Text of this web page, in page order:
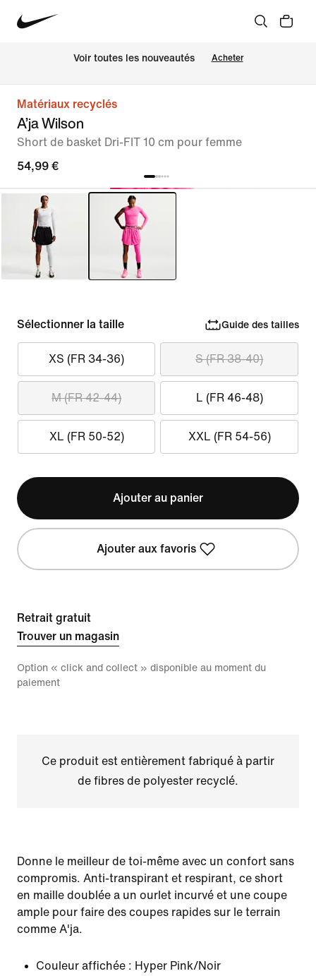
Voir toutes les nouveautés Acheter
Matériaux recyclés
A’ja Wilson
Short de basket Dri-FIT 10 cm pour femme
54,99 €
Sélectionner la taille Guide des tailles
XS (FR 34-36) S (FR 38-40)
M (FR 42-44) L (FR 46-48)
XL (FR 50-52) XXL (FR 54-56)
Ajouter au panier
Ajouter aux favoris
Retrait gratuit
Trouver un magasin
Option « click and collect » disponible au moment du
paiement
Ce produit est entièrement fabriqué à partir
de fibres de polyester recyclé.
Donne le meilleur de toi-même avec un confort sans
compromis. Anti-transpirant et respirant, ce short
en maille doublée a un ourlet incurvé et une coupe
ample pour faire des coupes rapides sur le terrain
comme A'ja.
Couleur affichée : Hyper Pink/Noir